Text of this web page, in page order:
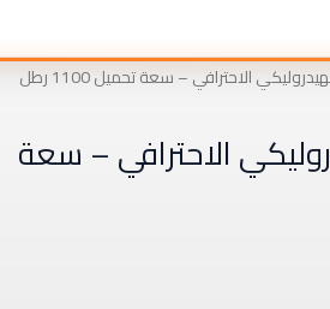
الاحترافي – سعة تحميل 1100 رطل
الاحترافي – سعة